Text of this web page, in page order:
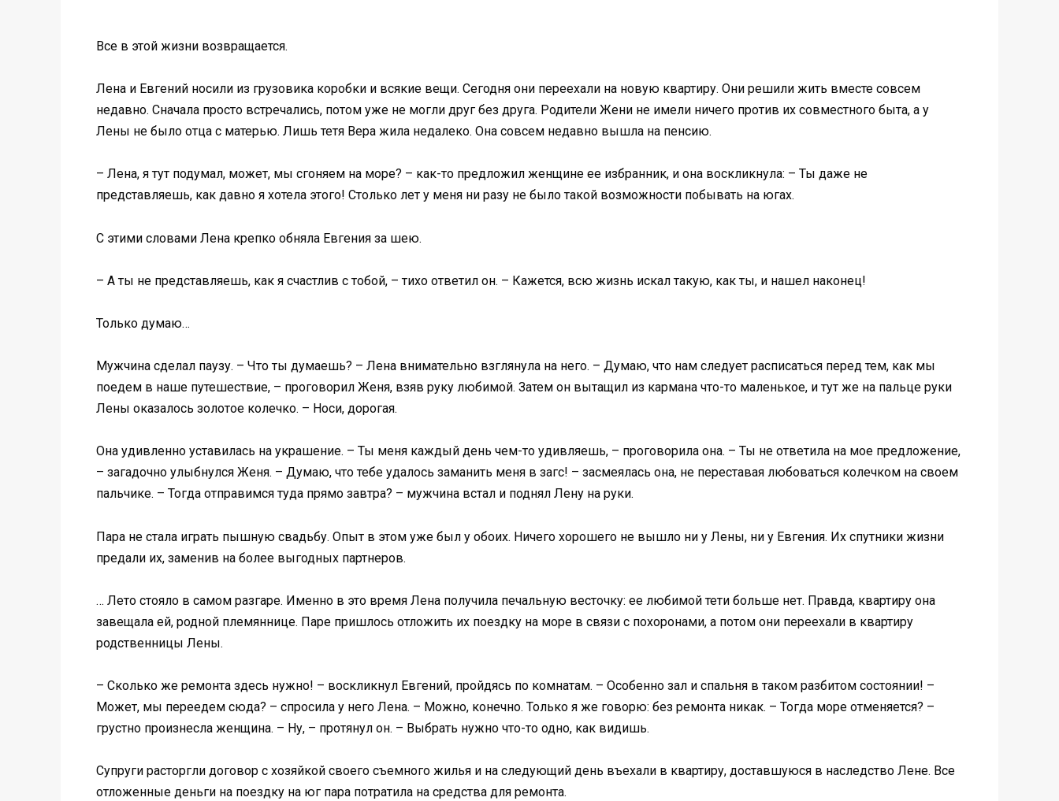
Все в этой жизни возвращается.
Лена и Евгений носили из грузовика коробки и всякие вещи. Сегодня они переехали на новую квартиру. Они решили жить вместе совсем
недавно. Сначала просто встречались, потом уже не могли друг без друга. Родители Жени не имели ничего против их совместного быта, а у
Лены не было отца с матерью. Лишь тетя Вера жила недалеко. Она совсем недавно вышла на пенсию.
– Лена, я тут подумал, может, мы сгоняем на море? – как-то предложил женщине ее избранник, и она воскликнула: – Ты даже не
представляешь, как давно я хотела этого! Столько лет у меня ни разу не было такой возможности побывать на югах.
С этими словами Лена крепко обняла Евгения за шею.
– А ты не представляешь, как я счастлив с тобой, – тихо ответил он. – Кажется, всю жизнь искал такую, как ты, и нашел наконец!
Только думаю…
Мужчина сделал паузу. – Что ты думаешь? – Лена внимательно взглянула на него. – Думаю, что нам следует расписаться перед тем, как мы
поедем в наше путешествие, – проговорил Женя, взяв руку любимой. Затем он вытащил из кармана что-то маленькое, и тут же на пальце руки
Лены оказалось золотое колечко. – Носи, дорогая.
Она удивленно уставилась на украшение. – Ты меня каждый день чем-то удивляешь, – проговорила она. – Ты не ответила на мое предложение,
– загадочно улыбнулся Женя. – Думаю, что тебе удалось заманить меня в загс! – засмеялась она, не переставая любоваться колечком на своем
пальчике. – Тогда отправимся туда прямо завтра? – мужчина встал и поднял Лену на руки.
Пара не стала играть пышную свадьбу. Опыт в этом уже был у обоих. Ничего хорошего не вышло ни у Лены, ни у Евгения. Их спутники жизни
предали их, заменив на более выгодных партнеров.
… Лето стояло в самом разгаре. Именно в это время Лена получила печальную весточку: ее любимой тети больше нет. Правда, квартиру она
завещала ей, родной племяннице. Паре пришлось отложить их поездку на море в связи с похоронами, а потом они переехали в квартиру
родственницы Лены.
– Сколько же ремонта здесь нужно! – воскликнул Евгений, пройдясь по комнатам. – Особенно зал и спальня в таком разбитом состоянии! –
Может, мы переедем сюда? – спросила у него Лена. – Можно, конечно. Только я же говорю: без ремонта никак. – Тогда море отменяется? –
грустно произнесла женщина. – Ну, – протянул он. – Выбрать нужно что-то одно, как видишь.
Супруги расторгли договор с хозяйкой своего съемного жилья и на следующий день въехали в квартиру, доставшуюся в наследство Лене. Все
отложенные деньги на поездку на юг пара потратила на средства для ремонта.